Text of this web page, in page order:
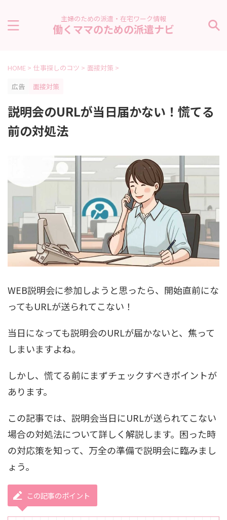
主婦のための派遣・在宅ワーク情報
働くママのための派遣ナビ
HOME > 仕事探しのコツ > 面接対策 >
広告
面接対策
説明会のURLが当日届かない！慌てる
前の対処法
WEB説明会に参加しようと思ったら、開始直前にな
ってもURLが送られてこない！
当日になっても説明会のURLが届かないと、焦って
しまいますよね。
しかし、慌てる前にまずチェックすべきポイントが
あります。
この記事では、説明会当日にURLが送られてこない
場合の対処法について詳しく解説します。困った時
の対応策を知って、万全の準備で説明会に臨みまし
ょう。
この記事のポイント